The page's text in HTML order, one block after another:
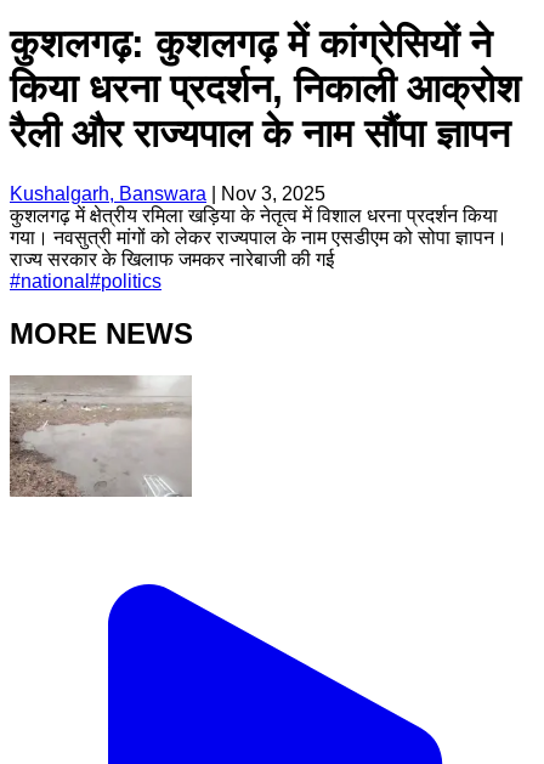
कुशलगढ़: कुशलगढ़ में कांग्रेसियों ने
किया धरना प्रदर्शन, निकाली आक्रोश
रैली और राज्यपाल के नाम सौंपा ज्ञापन
Kushalgarh, Banswara
Nov 3, 2025
कुशलगढ़ में क्षेत्रीय रमिला खड़िया के नेतृत्व में विशाल धरना प्रदर्शन किया
गया। नवसुत्री मांगों को लेकर राज्यपाल के नाम एसडीएम को सोपा ज्ञापन।
राज्य सरकार के खिलाफ जमकर नारेबाजी की गई
#national #politics
MORE NEWS